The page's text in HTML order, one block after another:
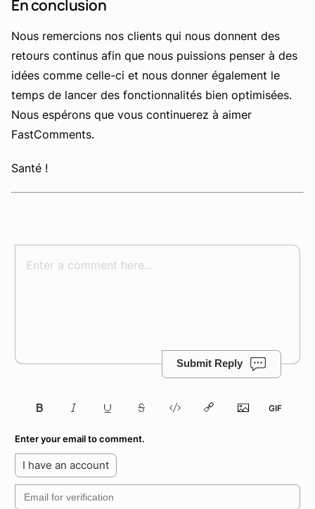
En conclusion
Nous remercions nos clients qui nous donnent des
retours continus afin que nous puissions penser à des
idées comme celle-ci et nous donner également le
temps de lancer des fonctionnalités bien optimisées.
Nous espérons que vous continuerez à aimer
FastComments.
Santé !
Submit Reply
Enter your email to comment.
I have an account